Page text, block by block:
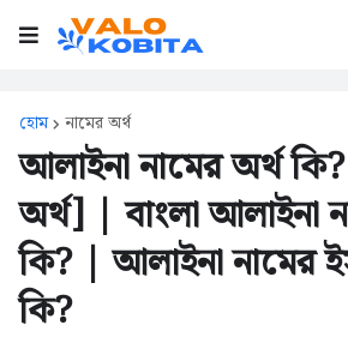
হোম নামের অর্থ
আলাইনা নামের অর্থ
অর্থ] | বাংলা আলাইনা
কি? | আলাইনা নামের
কি?